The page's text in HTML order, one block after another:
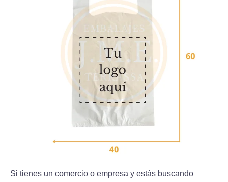
Si tienes un comercio o empresa y estás buscando